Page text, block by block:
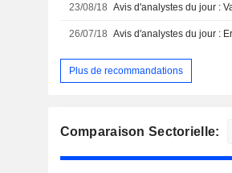
23/08/18
26/07/18 Avis d'analystes du jour :
Plus de recommandations
Comparaison Sectorielle: